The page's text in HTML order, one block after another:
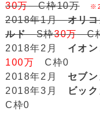
30万C枠10万
2018年1月オリ
ルドS枠30万C
2018年2月 イオ
100万 C枠0
2018年2月 セブ
2018年3月
ビッ
C枠0